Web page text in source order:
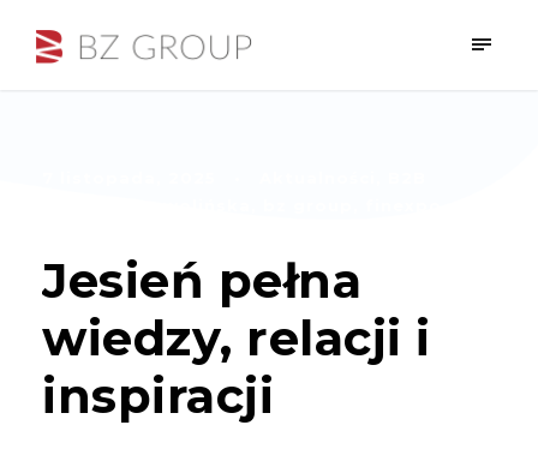
Jesień pełna
wiedzy, relacji i
inspiracji